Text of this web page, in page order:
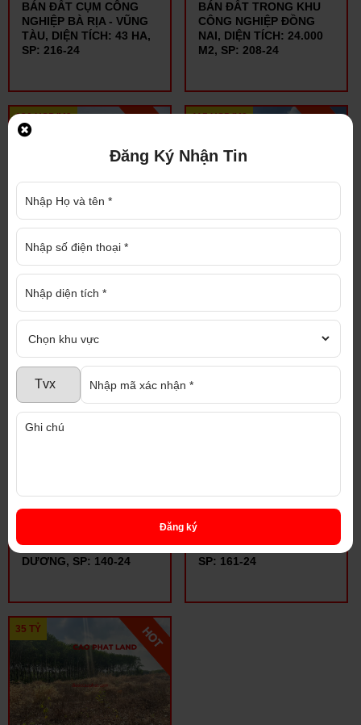
BÁN ĐẤT CỤM CÔNG
NGHIỆP BÀ RỊA - VŨNG
TÀU, DIỆN TÍCH: 43 HA,
SP: 216-24
BÁN ĐẤT TRONG KHU
CÔNG NGHIỆP ĐỒNG
NAI, DIỆN TÍCH: 24.000
M2, SP: 208-24
120 USD/M2
BÁN ĐẤT KHU CÔNG
NGHIỆP CÔNG NGHIỆP
LONG AN, DIỆN TÍCH: 15
115 USD/M2
BÁN ĐẤT TRONG KHU
CÔNG NGHIỆP BÀ RỊA -
240 USD/M2
THỦ DẦU MỘT, BÌNH
DƯƠNG, SP: 140-24
NAI, DIỆN TÍCH: 11 HA,
SP: 161-24
35 TỶ
Đăng Ký Nhận Tin
Đăng ký